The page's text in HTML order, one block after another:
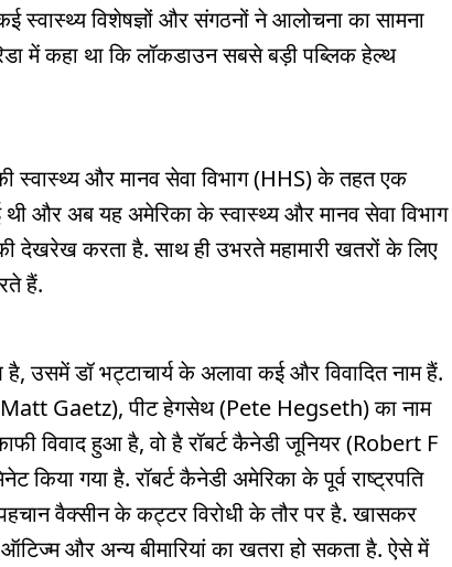
स्वास्थ्य विशेषज्ञों और संगठनों ने आलोचना का सामना
में कहा था कि लॉकडाउन सबसे बड़ी पब्लिक हेल्थ
स्वास्थ्य और मानव सेवा विभाग (HHS) के तहत एक
और अब यह अमेरिका के स्वास्थ्य और मानव सेवा विभाग
देखरेख करता है. साथ ही उभरते महामारी खतरों के लिए
हैं.
उसमें डॉ भट्टाचार्य के अलावा कई और विवादित नाम हैं.
Gaetz), पीट हेगसेथ (Pete Hegseth) का नाम
विवाद हुआ है, वो है रॉबर्ट कैनेडी जूनियर (Robert F
किया गया है. रॉबर्ट कैनेडी अमेरिका के पूर्व राष्ट्रपति
वैक्सीन के कट्टर विरोधी के तौर पर है. खासकर
और अन्य बीमारियां का खतरा हो सकता है. ऐसे में